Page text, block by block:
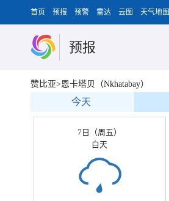
首页 预报 预警 雷达 云图 天气地图
预报
赞比亚>恩卡塔贝（Nkhatabay）
今天
7日（周五）
白天